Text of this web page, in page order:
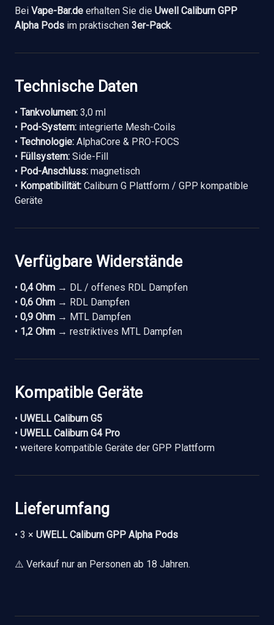
Bei Vape-Bar.de erhalten Sie die Uwell Caliburn GPP
Alpha Pods im praktischen 3er-Pack.
Technische Daten
• Tankvolumen: 3,0 ml
• Pod-System: integrierte Mesh-Coils
• Technologie: AlphaCore & PRO-FOCS
• Füllsystem: Side-Fill
• Pod-Anschluss: magnetisch
• Kompatibilität: Caliburn G Plattform / GPP kompatible
Geräte
Verfügbare Widerstände
• 0,4 Ohm → DL / offenes RDL Dampfen
• 0,6 Ohm → RDL Dampfen
• 0,9 Ohm → MTL Dampfen
• 1,2 Ohm → restriktives MTL Dampfen
Kompatible Geräte
• UWELL Caliburn G5
• UWELL Caliburn G4 Pro
• weitere kompatible Geräte der GPP Plattform
Lieferumfang
• 3 × UWELL Caliburn GPP Alpha Pods
⚠️ Verkauf nur an Personen ab 18 Jahren.